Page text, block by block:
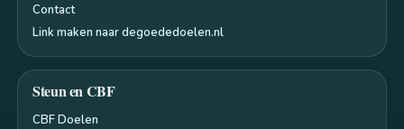
Contact
Link maken naar degoededoelen.nl
Steun en CBF
CBF Doelen